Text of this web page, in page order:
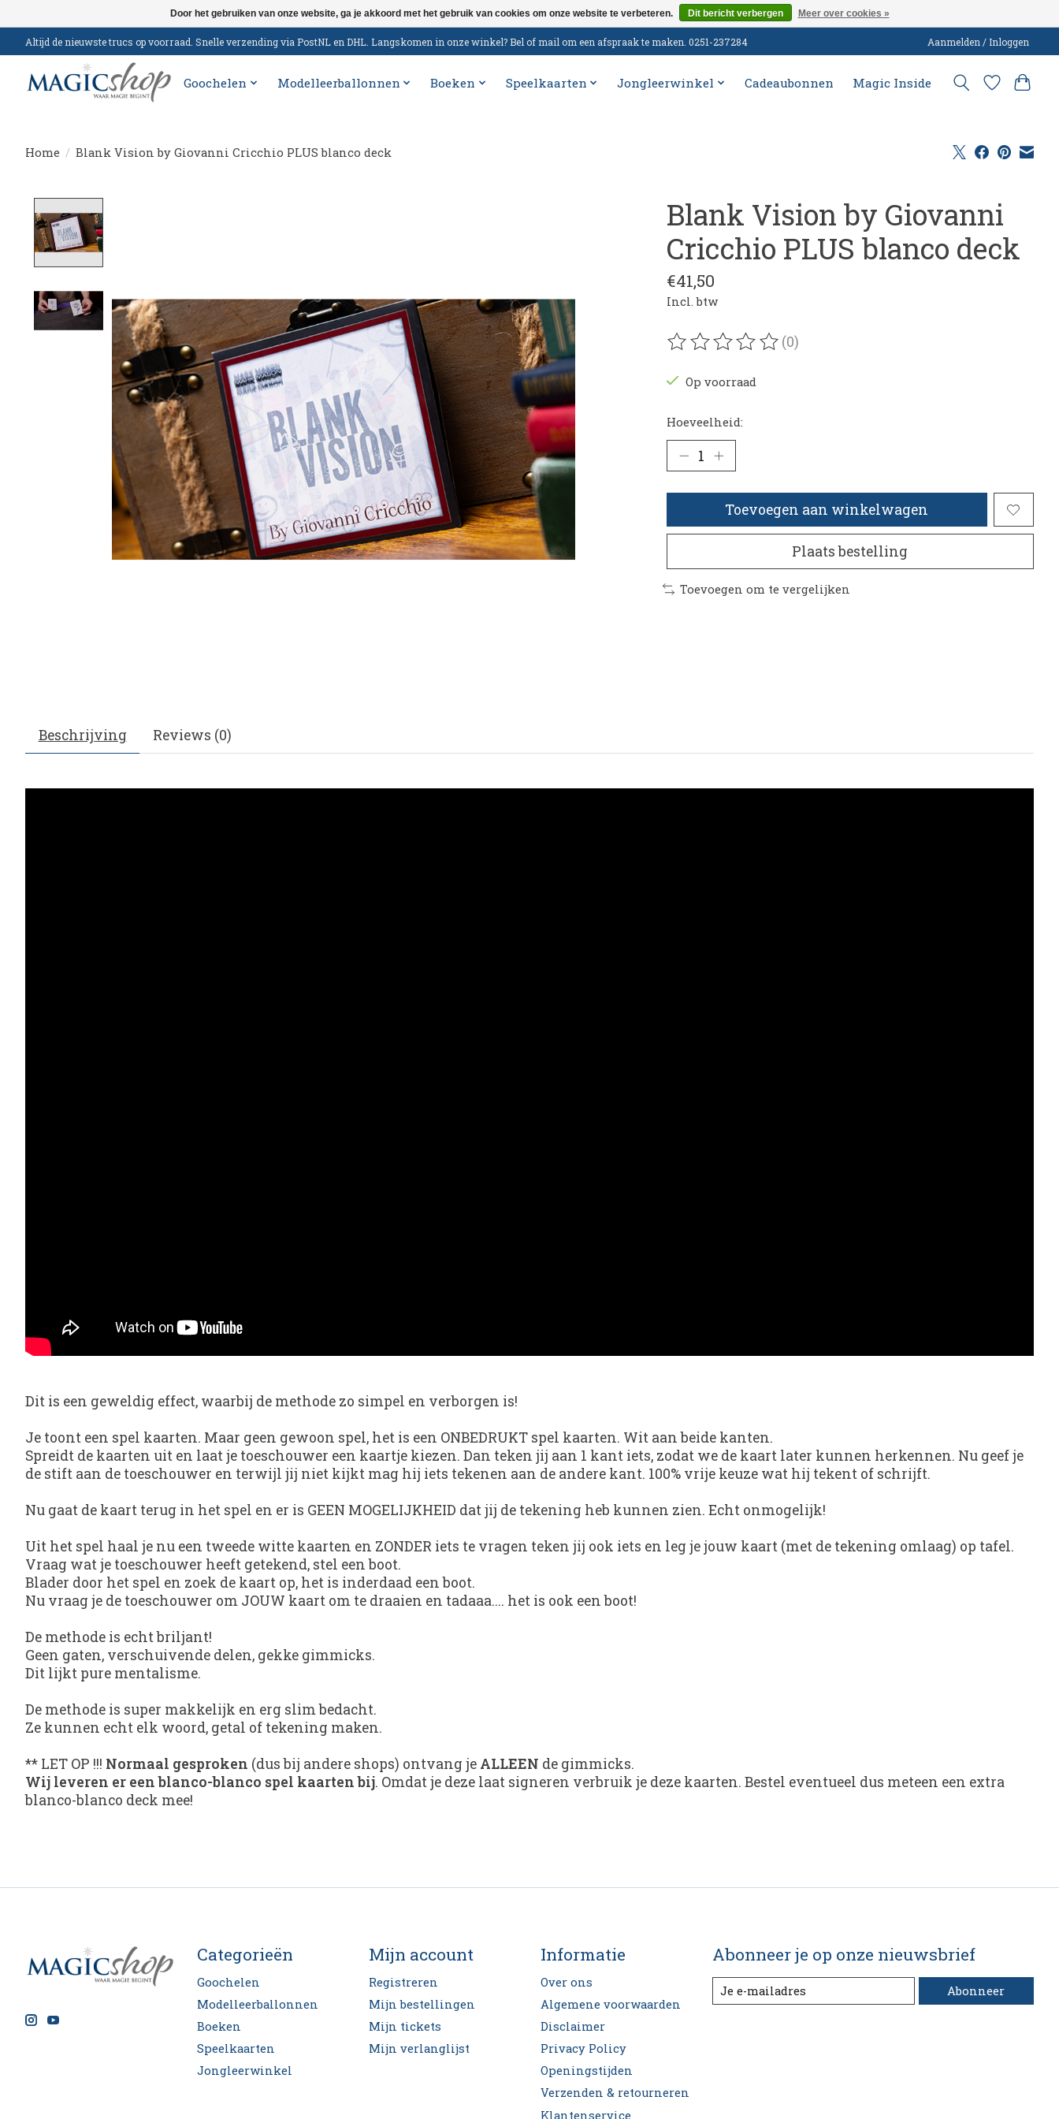
Altijd de nieuwste trucs op voorraad. Snelle verzending via PostNL en DHL. Langskomen in onze winkel? Bel of mail om een afspraak te maken. 0251-237284 Aanmelden / Inloggen
Goochelen Modelleerballonnen Boeken Speelkaarten Jongleerwinkel Cadeaubonnen Magic Inside
Home / Blank Vision by Giovanni Cricchio PLUS blanco deck
Blank Vision by Giovanni
Cricchio PLUS blanco deck
€41,50
Incl. btw
De beoordeling van dit product is
(0)
Op voorraad
Hoeveelheid:
Toevoegen aan winkelwagen
Plaats bestelling
Toevoegen om te vergelijken
Beschrijving Reviews (0)
Dit is een geweldig effect, waarbij de methode zo simpel en verborgen is!
Je toont een spel kaarten. Maar geen gewoon spel, het is een ONBEDRUKT spel kaarten. Wit aan beide kanten.
Spreidt de kaarten uit en laat je toeschouwer een kaartje kiezen. Dan teken jij aan 1 kant iets, zodat we de kaart later kunnen herkennen. Nu geef je
de stift aan de toeschouwer en terwijl jij niet kijkt mag hij iets tekenen aan de andere kant. 100% vrije keuze wat hij tekent of schrijft.
Nu gaat de kaart terug in het spel en er is GEEN MOGELIJKHEID dat jij de tekening heb kunnen zien. Echt onmogelijk!
Uit het spel haal je nu een tweede witte kaarten en ZONDER iets te vragen teken jij ook iets en leg je jouw kaart (met de tekening omlaag) op tafel.
Vraag wat je toeschouwer heeft getekend, stel een boot.
Blader door het spel en zoek de kaart op, het is inderdaad een boot.
Nu vraag je de toeschouwer om JOUW kaart om te draaien en tadaaa.... het is ook een boot!
De methode is echt briljant!
Geen gaten, verschuivende delen, gekke gimmicks.
Dit lijkt pure mentalisme.
De methode is super makkelijk en erg slim bedacht.
Ze kunnen echt elk woord, getal of tekening maken.
** LET OP !!! Normaal gesproken (dus bij andere shops) ontvang je ALLEEN de gimmicks.
Wij leveren er een blanco-blanco spel kaarten bij. Omdat je deze laat signeren verbruik je deze kaarten. Bestel eventueel dus meteen een extra
blanco-blanco deck mee!
Categorieën
Goochelen
Modelleerballonnen
Boeken
Speelkaarten
Jongleerwinkel
Mijn account
Registreren
Mijn bestellingen
Mijn tickets
Mijn verlanglijst
Informatie
Over ons
Algemene voorwaarden
Disclaimer
Privacy Policy
Openingstijden
Verzenden & retourneren
Klantenservice
Abonneer je op onze nieuwsbrief
Abonneer
Door het gebruiken van onze website, ga je akkoord met het gebruik van cookies om onze website te verbeteren. Dit bericht verbergen Meer over cookies »